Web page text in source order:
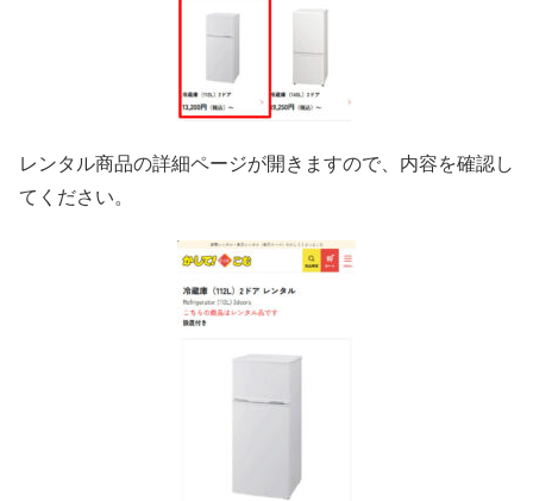
レンタル商品の詳細ページが開きますので、内容を確認し
てください。